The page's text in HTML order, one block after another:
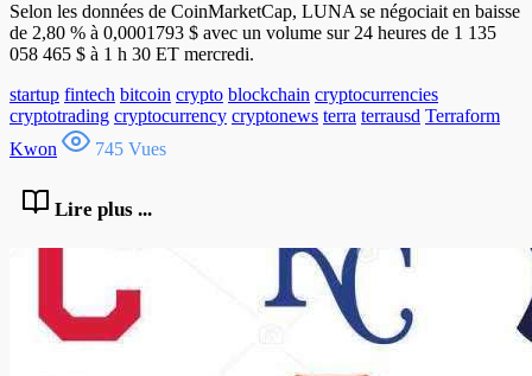
Selon les données de CoinMarketCap, LUNA se négociait en baisse
de 2,80 % à 0,0001793 $ avec un volume sur 24 heures de 1 135
058 465 $ à 1 h 30 ET mercredi.
startup fintech bitcoin crypto blockchain cryptocurrencies
cryptotrading cryptocurrency cryptonews terra terrausd Terraform
Kwon
745 Vues
Lire plus ...